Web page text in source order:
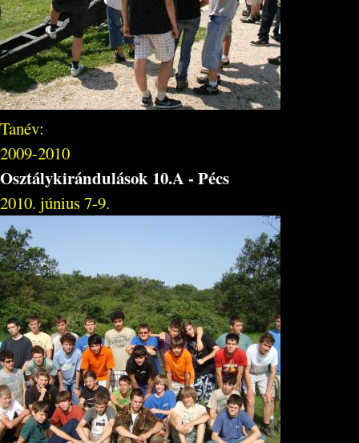
Tanév:
2009-2010
Osztálykirándulások 10.A - Pécs
2010. június 7-9.